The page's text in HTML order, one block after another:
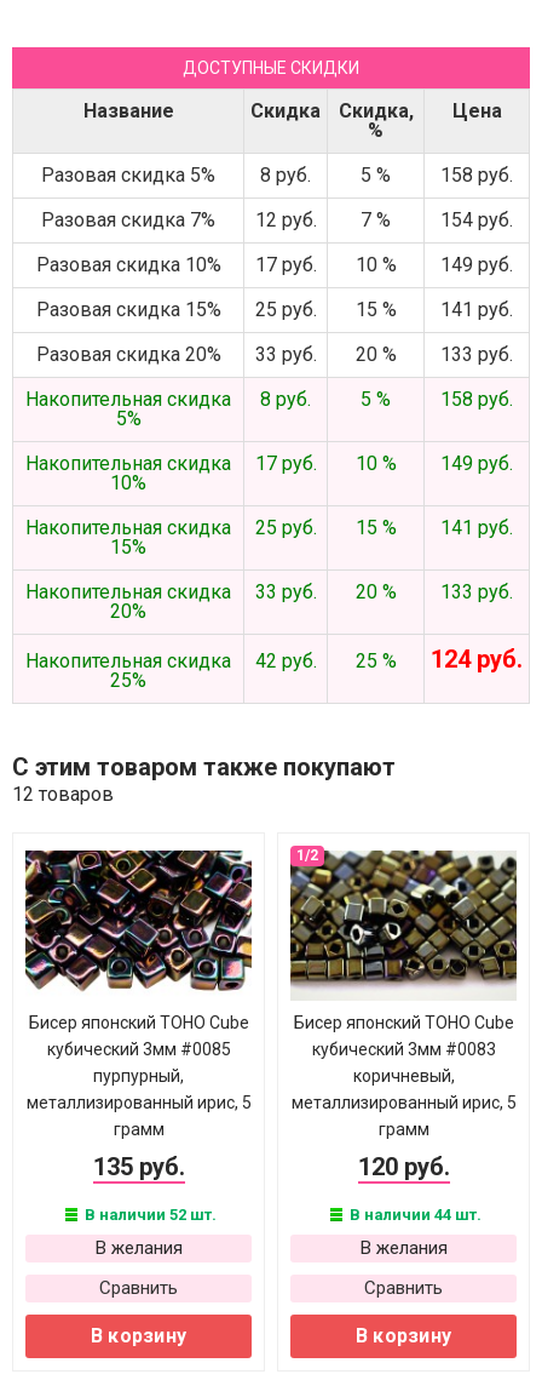
ДОСТУПНЫЕ СКИДКИ
Название Скидка
Скидка,
%
Цена
Разовая скидка 5% 8 руб. 5 %
158 руб.
Разовая скидка 7%
12 руб. 7 %
154 руб.
Разовая скидка 10%
17 руб. 10 %
149 руб.
Разовая скидка 15%
25 руб. 15 %
141 руб.
Разовая скидка 20%
33 руб. 20 %
133 руб.
Накопительная скидка
5%
8 руб. 5 % 158 руб.
Накопительная скидка
10%
17 руб. 10 % 149 руб.
Накопительная скидка
15%
25 руб. 15 % 141 руб.
Накопительная скидка
20%
33 руб. 20 % 133 руб.
Накопительная скидка
25%
42 руб. 25 % 124 руб.
С этим товаром также покупают
12 товаров
Бисер японский TOHO Cube
кубический 3мм #0085
пурпурный,
металлизированный ирис, 5
грамм
135 руб.
В наличии 52 шт.
В желания
Сравнить
В корзину
Бисер японский TOHO Cube
кубический 3мм #0083
коричневый,
металлизированный ирис, 5
грамм
120 руб.
В наличии 44 шт.
В желания
Сравнить
В корзину